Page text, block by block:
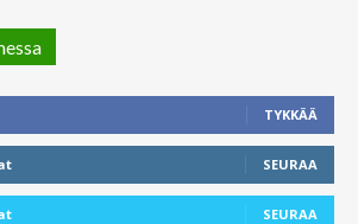
TYKKÄÄ
SEURAA
SEURAA